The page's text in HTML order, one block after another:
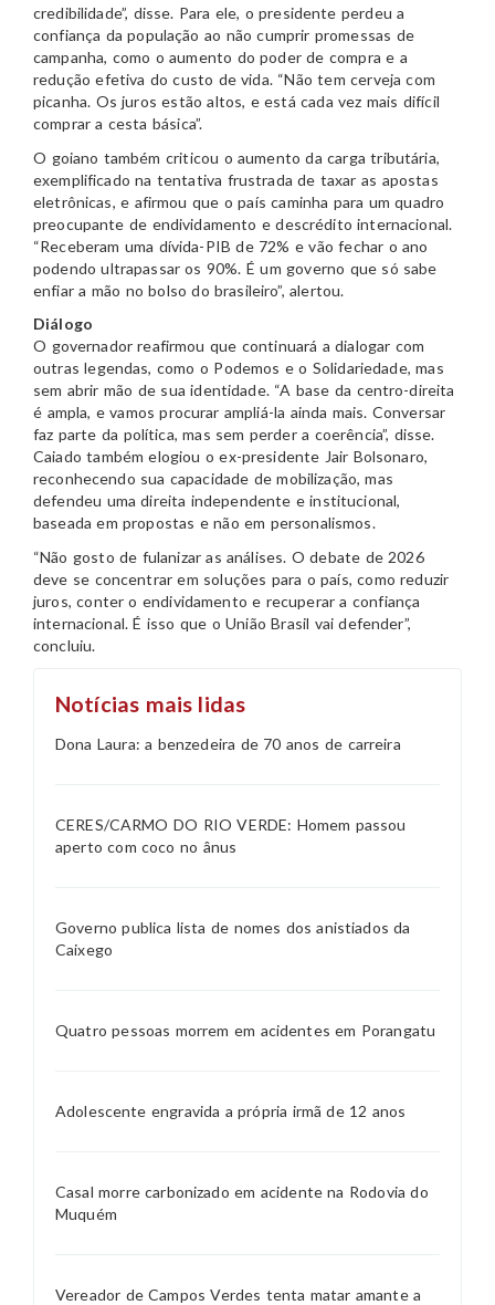
credibilidade”, disse. Para ele, o presidente perdeu a
confiança da população ao não cumprir promessas de
campanha, como o aumento do poder de compra e a
redução efetiva do custo de vida. “Não tem cerveja com
picanha. Os juros estão altos, e está cada vez mais difícil
comprar a cesta básica”.
O goiano também criticou o aumento da carga tributária,
exemplificado na tentativa frustrada de taxar as apostas
eletrônicas, e afirmou que o país caminha para um quadro
preocupante de endividamento e descrédito internacional.
“Receberam uma dívida-PIB de 72% e vão fechar o ano
podendo ultrapassar os 90%. É um governo que só sabe
enfiar a mão no bolso do brasileiro”, alertou.
Diálogo
O governador reafirmou que continuará a dialogar com
outras legendas, como o Podemos e o Solidariedade, mas
sem abrir mão de sua identidade. “A base da centro-direita
é ampla, e vamos procurar ampliá-la ainda mais. Conversar
faz parte da política, mas sem perder a coerência”, disse.
Caiado também elogiou o ex-presidente Jair Bolsonaro,
reconhecendo sua capacidade de mobilização, mas
defendeu uma direita independente e institucional,
baseada em propostas e não em personalismos.
“Não gosto de fulanizar as análises. O debate de 2026
deve se concentrar em soluções para o país, como reduzir
juros, conter o endividamento e recuperar a confiança
internacional. É isso que o União Brasil vai defender”,
concluiu.
Notícias mais lidas
Dona Laura: a benzedeira de 70 anos de carreira
CERES/CARMO DO RIO VERDE: Homem passou
aperto com coco no ânus
Governo publica lista de nomes dos anistiados da
Caixego
Quatro pessoas morrem em acidentes em Porangatu
Adolescente engravida a própria irmã de 12 anos
Casal morre carbonizado em acidente na Rodovia do
Muquém
Vereador de Campos Verdes tenta matar amante a